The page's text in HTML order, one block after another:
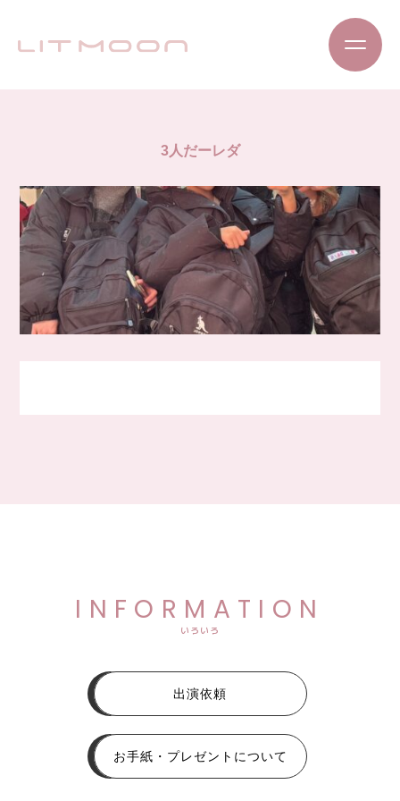
3人だーレダ
INFORMATION
いろいろ
出演依頼
お手紙・プレゼントについて